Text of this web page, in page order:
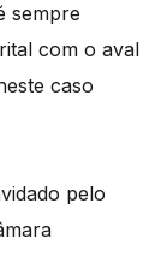
sempre
com o aval
caso
pelo